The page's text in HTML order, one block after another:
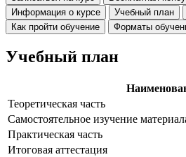
Информация о курсе
Учебный план
Как пройти обучение
Форматы
Учебный план
Теоретическая часть
Самостоятельное изучение
Практическая часть
Итоговая аттестация